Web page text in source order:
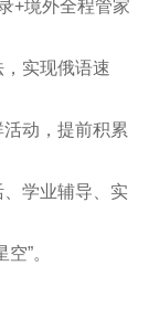
+境外全程管家
实现俄语速
动，提前积累
学业辅导、实
”。